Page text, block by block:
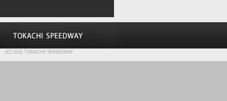
(C) 2011 TOKACHI SPEEDWAY